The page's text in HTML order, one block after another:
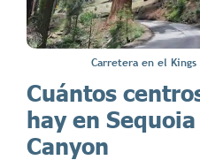
Carretera en el Kings
Cuántos
hay en
Canyon